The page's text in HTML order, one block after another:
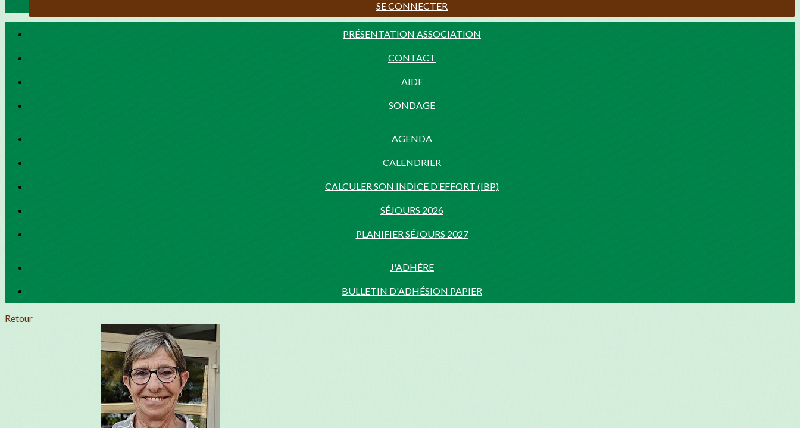
SE CONNECTER
PRÉSENTATION ASSOCIATION
CONTACT
AIDE
SONDAGE
AGENDA
CALENDRIER
CALCULER SON INDICE D’EFFORT (IBP)
SÉJOURS 2026
PLANIFIER SÉJOURS 2027
J'ADHÈRE
BULLETIN D'ADHÉSION PAPIER
Retour